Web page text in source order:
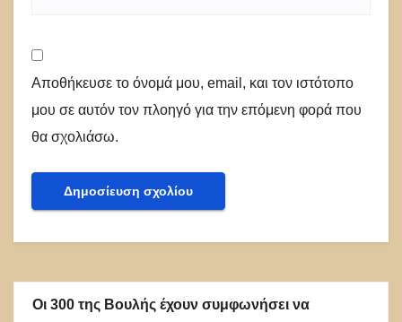
Αποθήκευσε το όνομά μου, email, και τον ιστότοπο
μου σε αυτόν τον πλοηγό για την επόμενη φορά που
θα σχολιάσω.
Οι 300 της Βουλής έχουν συμφωνήσει να